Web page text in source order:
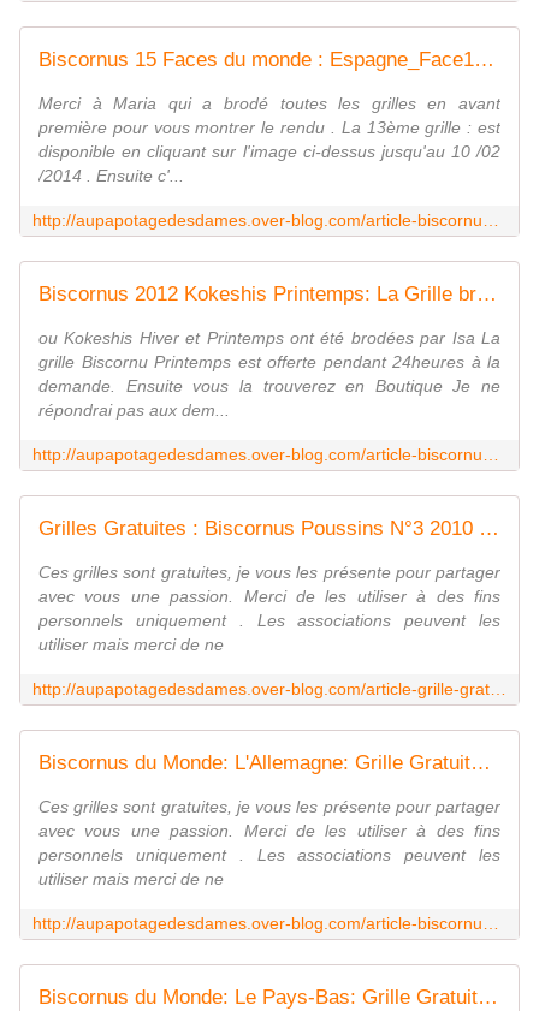
Biscornus 15 Faces du monde : Espagne_Face13 - Le Blog des Dames
Merci à Maria qui a brodé toutes les grilles en avant
première pour vous montrer le rendu . La 13ème grille : est
disponible en cliquant sur l'image ci-dessus jusqu'au 10 /02
/2014 . Ensuite c'...
Biscornus 2012 Kokeshis Printemps: La Grille brodée par - Le Blog des Dames
ou Kokeshis Hiver et Printemps ont été brodées par Isa La
grille Biscornu Printemps est offerte pendant 24heures à la
demande. Ensuite vous la trouverez en Boutique Je ne
répondrai pas aux dem...
Grilles Gratuites : Biscornus Poussins N°3 2010 de Pâques - Le Blog des Dames
Ces grilles sont gratuites, je vous les présente pour partager
avec vous une passion. Merci de les utiliser à des fins
personnels uniquement . Les associations peuvent les
utiliser mais merci de ne
Biscornus du Monde: L'Allemagne: Grille Gratuite 2013 - Le Blog des Dames
Ces grilles sont gratuites, je vous les présente pour partager
avec vous une passion. Merci de les utiliser à des fins
personnels uniquement . Les associations peuvent les
utiliser mais merci de ne
Biscornus du Monde: Le Pays-Bas: Grille Gratuite 2013:Brodée par - Le Blog des Dames